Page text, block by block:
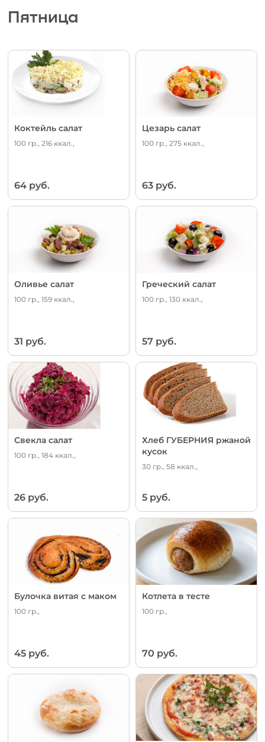
Пятница
Коктейль салат
100 гр., 216 ккал.,
64 руб.
Цезарь салат
100 гр., 275 ккал.,
63 руб.
Оливье салат
100 гр., 159 ккал.,
31 руб.
Греческий салат
100 гр., 130 ккал.,
57 руб.
Свекла салат
100 гр., 184 ккал.,
26 руб.
Хлеб ГУБЕРНИЯ ржаной
кусок
30 гр., 58 ккал.,
5 руб.
Булочка витая с маком
100 гр.,
45 руб.
Котлета в тесте
100 гр.,
70 руб.